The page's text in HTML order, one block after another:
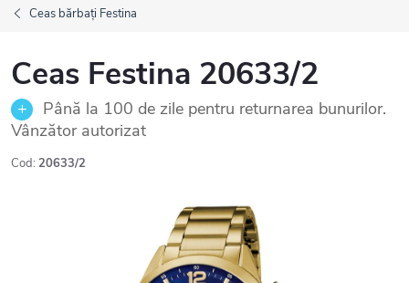
Ceas bărbați Festina
Ceas Festina 20633/2
Până la 100 de zile pentru returnarea bunurilor.
Vânzător autorizat
Cod: 20633/2